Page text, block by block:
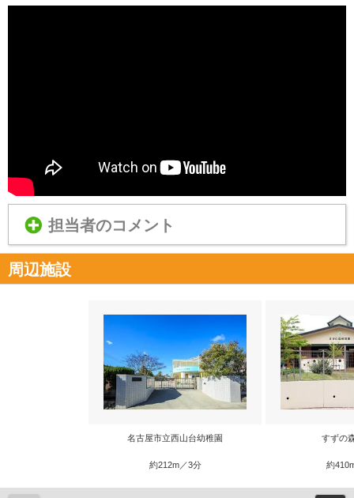
担当者のコメント
周辺施設
名古屋市立西山台幼稚園
約212m／3分
すずの
約